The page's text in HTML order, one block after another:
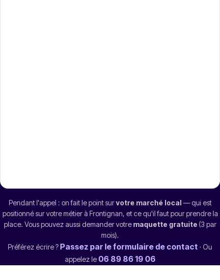
Pendant l'appel : on fait le point survotre marché local— qui est
positionné sur votre métier à Frontignan, et ce qu'il faut pour prendre la
place. Vous pouvez aussi demander votre maquette gratuite (3 par
mois).
Préférez écrire ? Passez par le formulaire de contact · Ou
appelez le 06 89 86 19 06